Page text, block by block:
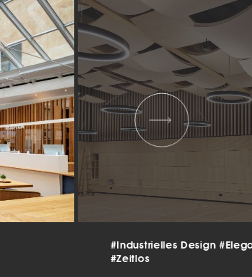
#Industrielles Design
#Zeitlos